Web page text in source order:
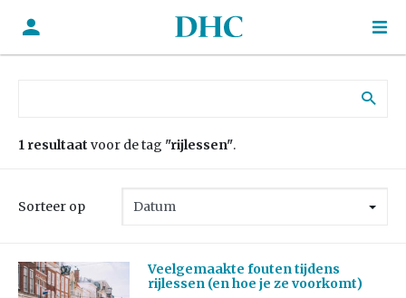
1 resultaat voor de tag "rijlessen".
Sorteer op
Veelgemaakte fouten tijdens
rijlessen (en hoe je ze voorkomt)